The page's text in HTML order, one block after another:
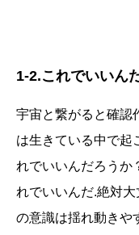
1-2.これでいいん
宇宙と繋がると確認
は生きている中で起
れでいいんだろうか
れでいいんだ.絶対
の意識は揺れ動きや